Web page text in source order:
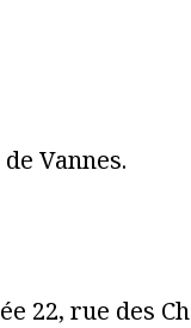
Vannes.
22, rue des